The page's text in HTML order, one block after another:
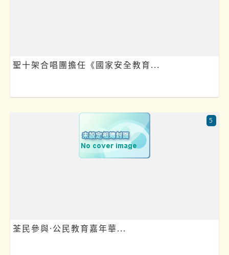
聖十架合唱團擔任《國家安全教育...
荃民參與·公民教育嘉年華...
5